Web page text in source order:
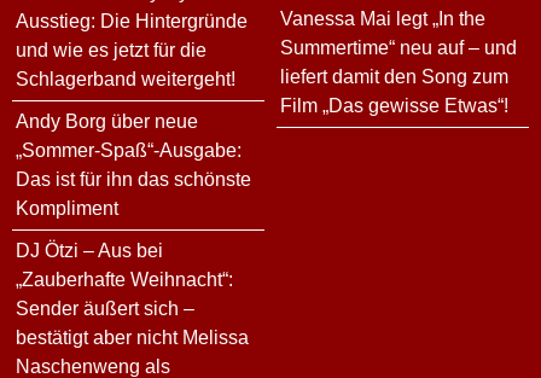
Ausstieg: Die Hintergründe
und wie es jetzt für die
Schlagerband weitergeht!
Andy Borg über neue
„Sommer-Spaß“-Ausgabe:
Das ist für ihn das schönste
Kompliment
DJ Ötzi – Aus bei
„Zauberhafte Weihnacht“:
Sender äußert sich –
bestätigt aber nicht Melissa
Naschenweng als
Vanessa Mai legt „In the
Summertime“ neu auf – und
liefert damit den Song zum
Film „Das gewisse Etwas“!